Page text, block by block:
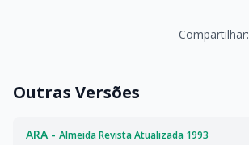
Compartilhar:
Outras Versões
ARA - Almeida Revista Atualizada 1993